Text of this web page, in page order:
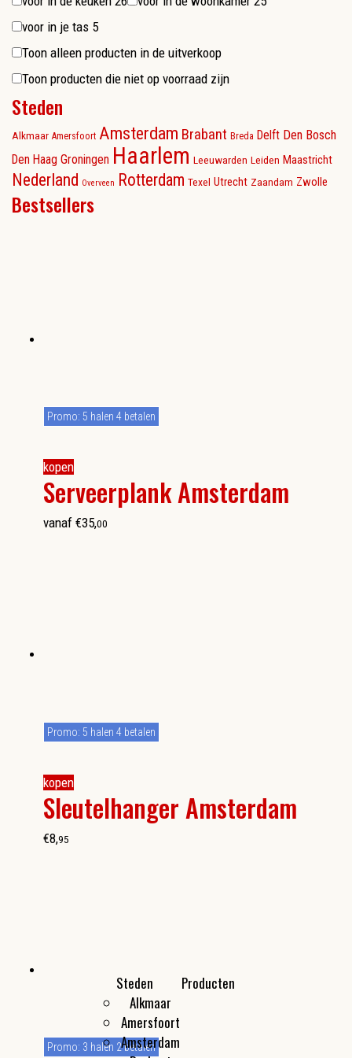
Kleine cadeautjes
Flesopeners
Make-up spiegeltjes
Steden
Alkmaar
Amersfoort
Amsterdam
Producten
voor in je tas 5
Toon alleen producten in de uitverkoop
Toon producten die niet op voorraad zijn
Steden
Alkmaar Amersfoort Amsterdam Brabant Breda Delft Den Bosch
Den Haag Groningen Haarlem Leeuwarden Leiden Maastricht
Nederland Overveen Rotterdam Texel Utrecht Zaandam Zwolle
Bestsellers
kopen
Serveerplank Amsterdam
Promo: 5 halen 4 betalen
vanaf €35,00
kopen
Sleutelhanger Amsterdam
Promo: 5 halen 4 betalen
€8,95
Promo: 3 halen 2 betalen